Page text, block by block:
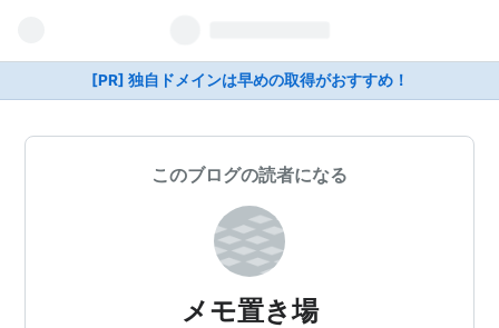
[PR] 独自ドメインは早めの取得がおすすめ！
このブログの読者になる
メモ置き場